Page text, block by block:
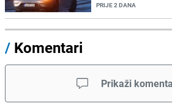
PRIJE 2 DANA
/ Komentari
Prikaži